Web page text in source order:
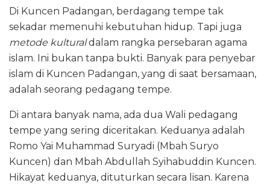
Di Kuncen Padangan, berdagang tempe tak
sekadar memenuhi kebutuhan hidup. Tapi juga
metode kulturaldalam rangka persebaran agama
islam. Ini bukan tanpa bukti. Banyak para penyebar
islam di Kuncen Padangan, yang di saat bersamaan,
adalah seorang pedagang tempe.
Di antara banyak nama, ada dua Wali pedagang
tempe yang sering diceritakan. Keduanya adalah
Romo Yai Muhammad Suryadi (Mbah Suryo
Kuncen) dan Mbah Abdullah Syihabuddin Kuncen.
Hikayat keduanya, dituturkan secara lisan. Karena